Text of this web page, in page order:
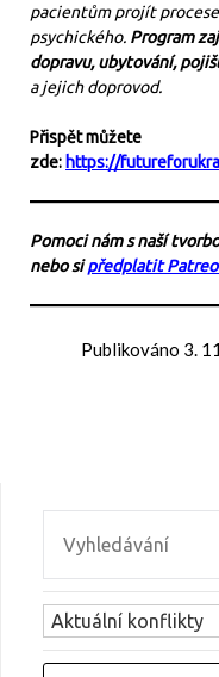
pacientům projít
psychického. Program
dopravu, ubytování,
a jejich doprovod.
Přispět můžete
zde: https://
Pomoci nám s naší
nebo sipředplatit
Publikováno 3.